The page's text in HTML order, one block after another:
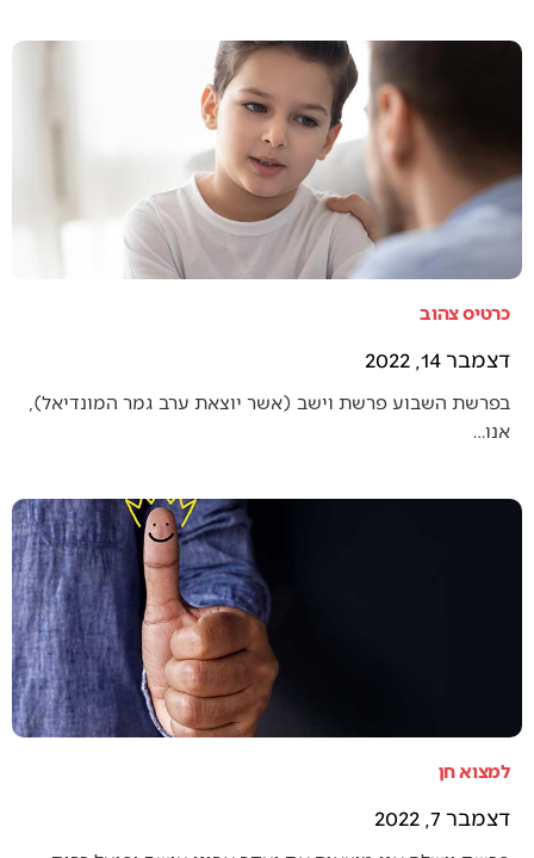
כרטיס צהוב
דצמבר 14, 2022
בפרשת השבוע פרשת וישב (אשר יוצאת ערב גמר המונדיאל),
אנו…
למצוא חן
דצמבר 7, 2022